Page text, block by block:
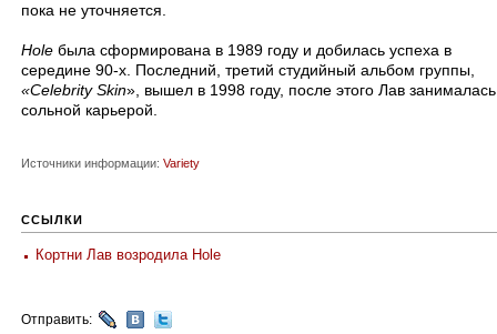
пока не уточняется.
Hole была сформирована в 1989 году и добилась успеха в
середине 90-х. Последний, третий студийный альбом группы,
«Celebrity Skin», вышел в 1998 году, после этого Лав занималась
сольной карьерой.
Источники информации: Variety
ССЫЛКИ
Кортни Лав возродила Hole
Отправить: